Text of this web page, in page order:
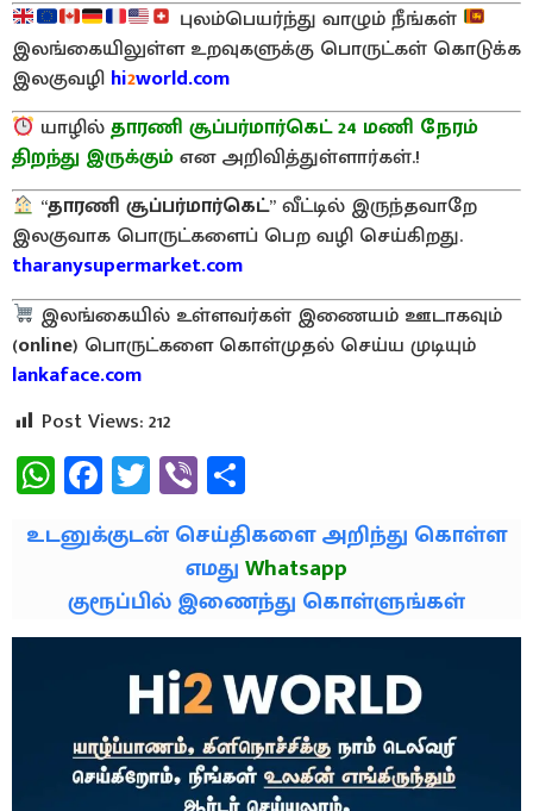
புலம்பெயர்ந்து வாழும் நீங்கள்
இலங்கையிலுள்ள உறவுகளுக்கு பொருட்கள் கொடுக்க
இலகுவழி hi2world.com
யாழில்தாரணி சூப்பர்மார்கெட் 24 மணி நேரம்
திறந்து இருக்கும்என அறிவித்துள்ளார்கள்.!
“தாரணி சூப்பர்மார்கெட்” வீட்டில் இருந்தவாறே
இலகுவாக பொருட்களைப் பெற வழி செய்கிறது.
tharanysupermarket.com
இலங்கையில் உள்ளவர்கள் இணையம் ஊடாகவும்
(online) பொருட்களை கொள்முதல் செய்ய முடியும்
lankaface.com
Post Views:212
WhatsApp
Facebook
Twitter
Viber
உடனுக்குடன் செய்திகளை அறிந்து கொள்ள
எமதுWhatsapp
குரூப்பில் இணைந்து கொள்ளுங்கள்